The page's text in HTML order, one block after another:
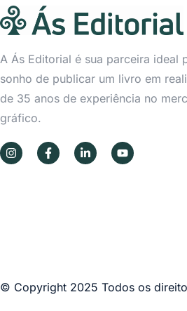
A Ás Editorial é sua parceira ideal
sonho de publicar um livro em
de 35 anos de experiência no
gráfico.
© Copyright 2025 Todos os